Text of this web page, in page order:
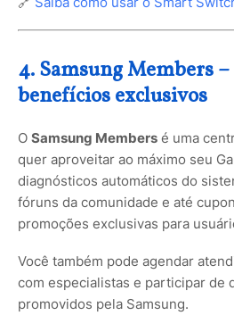
4. Samsung Members
benefícios exclusivos
O Samsung Members é uma
quer aproveitar ao máximo seu
diagnósticos automáticos do
fóruns da comunidade e até
promoções exclusivas para
Você também pode agendar
com especialistas e participar de
promovidos pela Samsung.